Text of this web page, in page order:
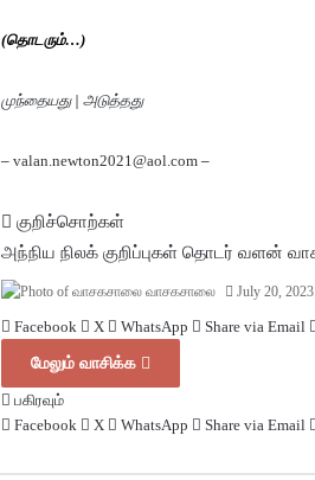
(தொடரும்…)
முந்தையது| அடுத்தது
– valan.newton2021@aol.com –
குறிச்சொற்கள்
அந்நிய நிலக் குறிப்புகள் தொடர் வளன்
வாசகசாலை July 20, 2023
Facebook X WhatsApp Share via Email
மேலும் வாசிக்க
பகிரவும்
Facebook
X WhatsApp Share via Email